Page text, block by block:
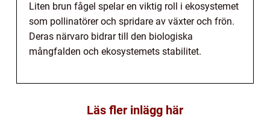
Liten brun fågel spelar en viktig roll i ekosystemet
som pollinatörer och spridare av växter och frön.
Deras närvaro bidrar till den biologiska
mångfalden och ekosystemets stabilitet.
Läs fler inlägg här